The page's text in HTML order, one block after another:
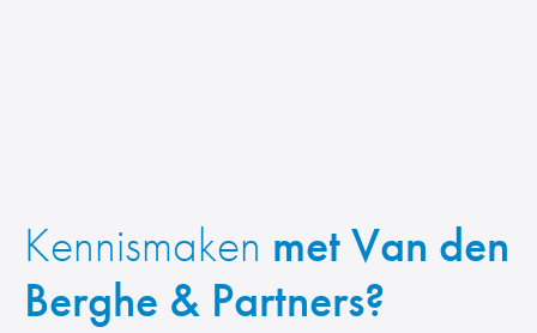
Kennismaken met Van den
Berghe & Partners?